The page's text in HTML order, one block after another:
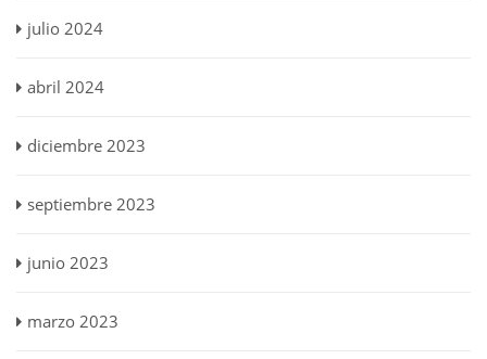
julio 2024
abril 2024
diciembre 2023
septiembre 2023
junio 2023
marzo 2023